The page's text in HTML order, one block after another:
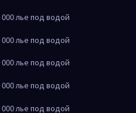
лье под водой
лье под водой
лье под водой
лье под водой
лье под водой